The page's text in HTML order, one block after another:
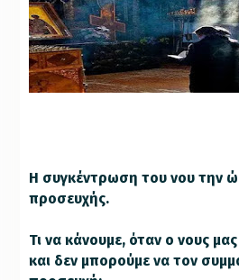
Η συγκέντρωση του νου την
προσευχής.
Τι να κάνουμε, όταν ο νους μας
και δεν μπορούμε να τον